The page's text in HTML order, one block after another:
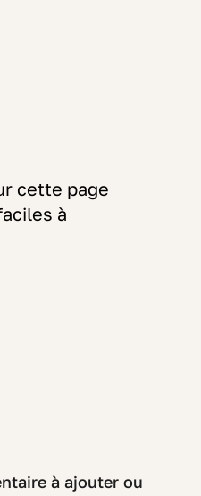
cette page
à
à ajouter ou